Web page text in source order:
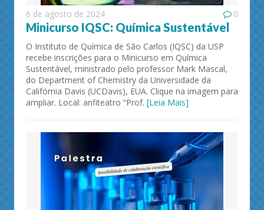
6 de agosto de 2024 0
Minicurso IQSC: Química Sustentável
O Instituto de Química de São Carlos (IQSC) da USP
recebe inscrições para o Minicurso em Química
Sustentável, ministrado pelo professor Mark Mascal,
do Department of Chemistry da Universidade da
Califórnia Davis (UCDavis), EUA. Clique na imagem para
ampliar. Local: anfiteatro “Prof. [Leia Mais]